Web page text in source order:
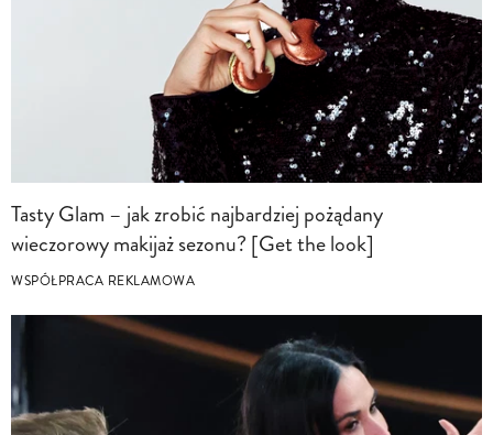
Tasty Glam – jak zrobić najbardziej pożądany
wieczorowy makijaż sezonu? [Get the look]
WSPÓŁPRACA REKLAMOWA